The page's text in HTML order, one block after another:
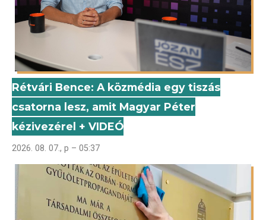
Rétvári Bence: A közmédia egy tiszás
csatorna lesz, amit Magyar Péter
kézivezérel + VIDEÓ
2026. 08. 07., p – 05:37